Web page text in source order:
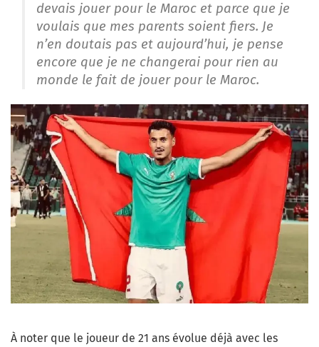
devais jouer pour le Maroc et parce que je
voulais que mes parents soient fiers. Je
n’en doutais pas et aujourd’hui, je pense
encore que je ne changerai pour rien au
monde le fait de jouer pour le Maroc.
À noter que le joueur de 21 ans évolue déjà avec les